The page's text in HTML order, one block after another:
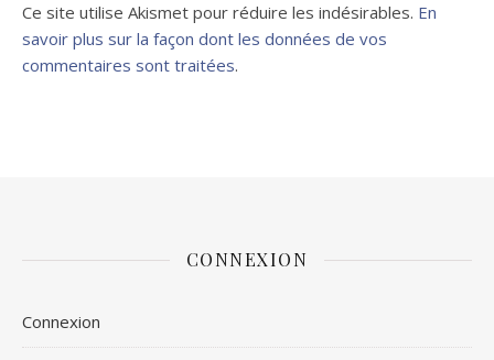
Ce site utilise Akismet pour réduire les indésirables. En
savoir plus sur la façon dont les données de vos
commentaires sont traitées.
CONNEXION
Connexion